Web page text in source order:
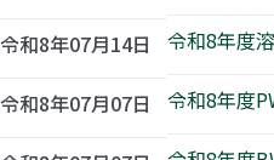
令和8年07月14日 令和8年度
令和8年07月07日 令和8年度